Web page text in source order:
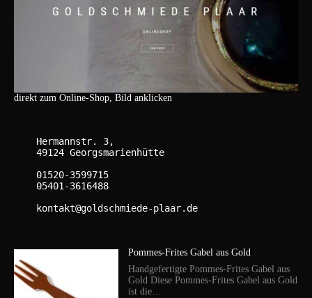
direkt zum Online-Shop, Bild anklicken
Pommes-Frites Gabel aus Gold
Handgefertigte Pommes-Frites Gabel aus
Gold Diese Pommes-Frites Gabel aus Gold
ist die…